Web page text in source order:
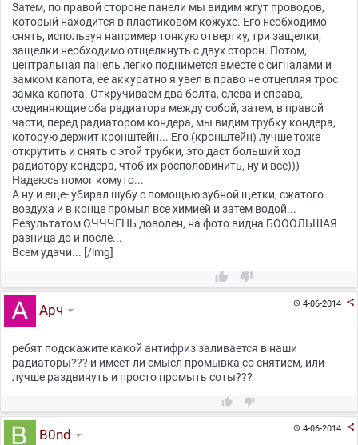
Затем, по правой стороне панели мы видим жгут проводов,
который находится в пластиковом кожухе. Его необходимо
снять, используя например тонкую отвертку, три защелки,
защелки необходимо отщелкнуть с двух сторон. Потом,
центральная панель легко поднимется вместе с сигналами и
замком капота, ее аккуратно я увел в право не отцепляя трос
замка капота. Откручиваем два болта, слева и справа,
соединяющие оба радиатора между собой, затем, в правой
части, перед радиатором кондера, мы видим трубку кондера,
которую держит кронштейн... Его (кронштейн) лучше тоже
открутить и снять с этой трубки, это даст больший ход
радиатору кондера, чтоб их росполовинить, ну и все)))
Надеюсь помог комуто...
А ну и еще- убирал шубу с помощью зубной щетки, сжатого
воздуха и в конце промыл все химией и затем водой...
Результатом ОЧЧЧЕНЬ доволен, на фото видна БОООЛЬШАЯ
разница до и после...
Всем удачи... [/img]
 
4-06-2014 
Арч
ребят подскажите какой антифриз заливается в наши
радиаторы??? и имеет ли смысл промывка со снятием, или
лучше раздвинуть и просто промыть соты???
 
4-06-2014 
B0nd